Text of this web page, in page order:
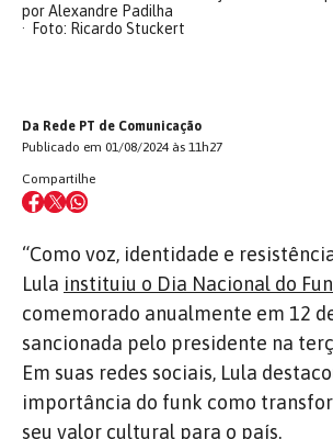
por Alexandre Padilha
Foto: Ricardo Stuckert
Da Rede PT de Comunicação
Publicado em 01/08/2024 às 11h27
Compartilhe
“Como voz, identidade e
Lula instituiu o Dia Nacional do
comemorado anualmente em 12
sancionada pelo presidente na
Em suas redes sociais, Lula
importância do funk como
seu valor cultural para o país.